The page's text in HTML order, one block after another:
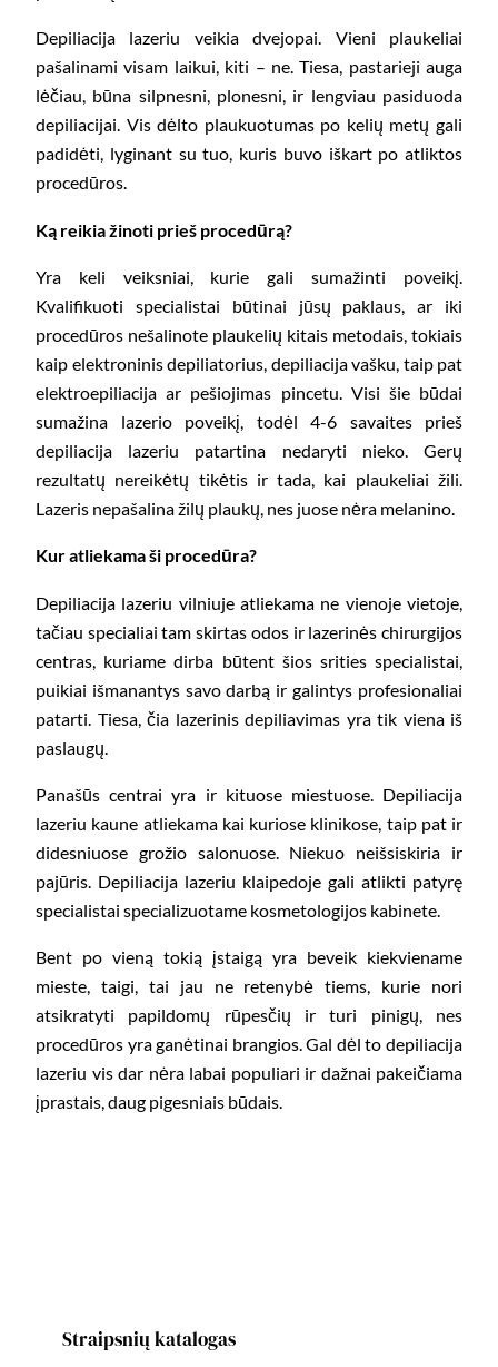
Depiliacija lazeriu veikia dvejopai. Vieni plaukeliai
pašalinami visam laikui, kiti – ne. Tiesa, pastarieji auga
lėčiau, būna silpnesni, plonesni, ir lengviau pasiduoda
depiliacijai. Vis dėlto plaukuotumas po kelių metų gali
padidėti, lyginant su tuo, kuris buvo iškart po atliktos
procedūros.
Ką reikia žinoti prieš procedūrą?
Yra keli veiksniai, kurie gali sumažinti poveikį.
Kvalifikuoti specialistai būtinai jūsų paklaus, ar iki
procedūros nešalinote plaukelių kitais metodais, tokiais
kaip elektroninis depiliatorius, depiliacija vašku, taip pat
elektroepiliacija ar pešiojimas pincetu. Visi šie būdai
sumažina lazerio poveikį, todėl 4-6 savaites prieš
depiliacija lazeriu patartina nedaryti nieko. Gerų
rezultatų nereikėtų tikėtis ir tada, kai plaukeliai žili.
Lazeris nepašalina žilų plaukų, nes juose nėra melanino.
Kur atliekama ši procedūra?
Depiliacija lazeriu vilniuje atliekama ne vienoje vietoje,
tačiau specialiai tam skirtas odos ir lazerinės chirurgijos
centras, kuriame dirba būtent šios srities specialistai,
puikiai išmanantys savo darbą ir galintys profesionaliai
patarti. Tiesa, čia lazerinis depiliavimas yra tik viena iš
paslaugų.
Panašūs centrai yra ir kituose miestuose. Depiliacija
lazeriu kaune atliekama kai kuriose klinikose, taip pat ir
didesniuose grožio salonuose. Niekuo neišsiskiria ir
pajūris. Depiliacija lazeriu klaipedoje gali atlikti patyrę
specialistai specializuotame kosmetologijos kabinete.
Bent po vieną tokią įstaigą yra beveik kiekviename
mieste, taigi, tai jau ne retenybė tiems, kurie nori
atsikratyti papildomų rūpesčių ir turi pinigų, nes
procedūros yra ganėtinai brangios. Gal dėl to depiliacija
lazeriu vis dar nėra labai populiari ir dažnai pakeičiama
įprastais, daug pigesniais būdais.
Straipsnių katalogas